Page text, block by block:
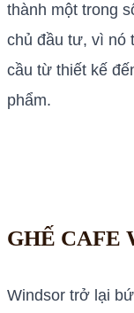
thành một trong
chủ đầu tư, vì nó
cầu từ thiết kế
phẩm.
GHẾ CAFE
Windsor trở lại